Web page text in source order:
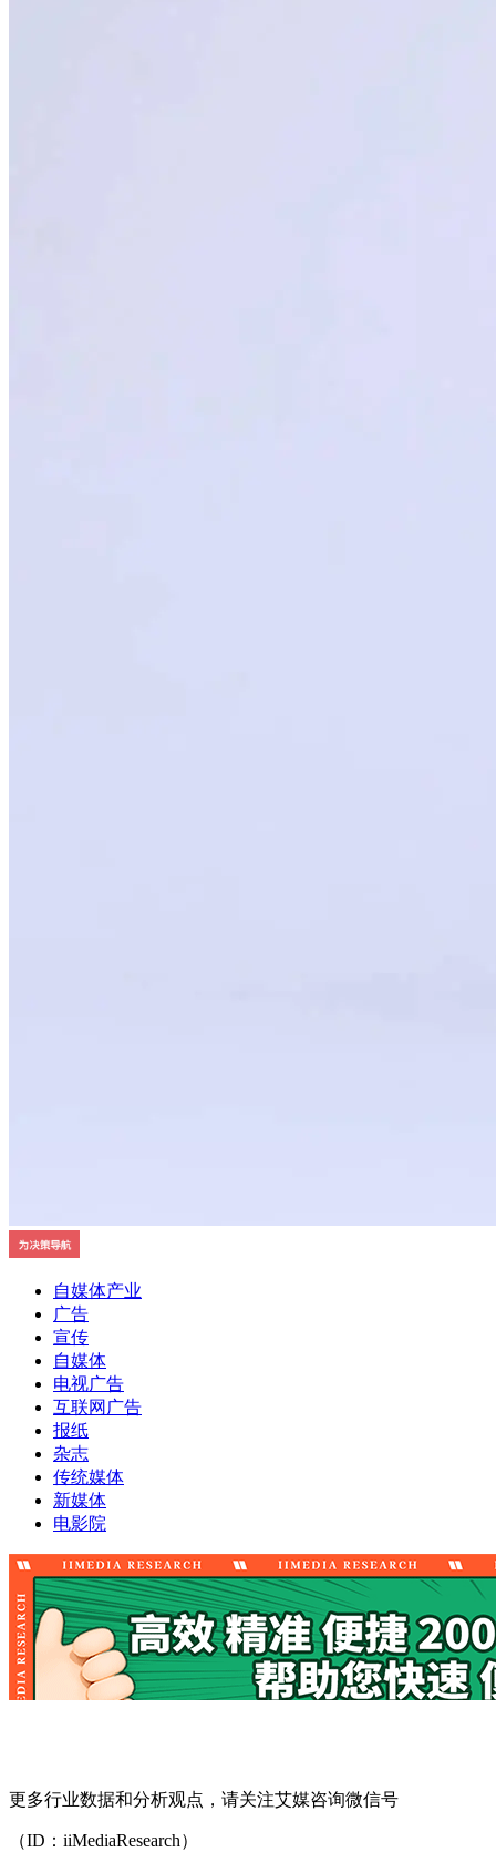
自媒体产业
广告
宣传
自媒体
电视广告
互联网广告
报纸
杂志
传统媒体
新媒体
电影院
更多行业数据和分析观点，请关注艾媒咨询微信号
（ID：iiMediaResearch）